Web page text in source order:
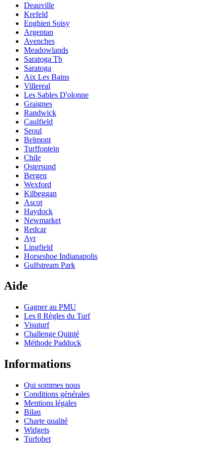
Deauville
Krefeld
Enghien Soisy
Argentan
Avenches
Meadowlands
Saratoga Tb
Saratoga
Aix Les Bains
Villereal
Les Sables D'olonne
Graignes
Randwick
Caulfield
Seoul
Belmont
Turffontein
Chile
Ostersund
Bergen
Wexford
Kilbeggan
Ascot
Haydock
Newmarket
Redcar
Ayr
Lingfield
Horseshoe Indianapolis
Gulfstream Park
Aide
Gagner au PMU
Les 8 Règles du Turf
Visuturf
Challenge Quinté
Méthode Paddock
Informations
Qui sommes nous
Conditions générales
Mentions légales
Bilan
Charte qualité
Widgets
Turfobet